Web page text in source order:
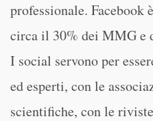
professionale. Facebook
circa il 30% dei MMG e
I social servono per
ed esperti, con le
scientifiche, con le